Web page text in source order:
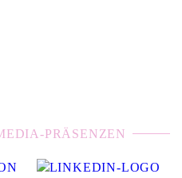
PRÄSENZEN